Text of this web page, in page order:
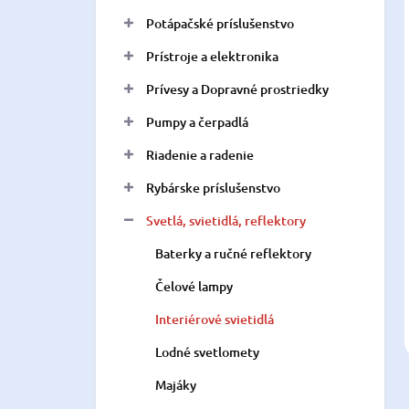
Potápačské príslušenstvo
Prístroje a elektronika
Prívesy a Dopravné prostriedky
Pumpy a čerpadlá
Riadenie a radenie
Rybárske príslušenstvo
Svetlá, svietidlá, reflektory
Baterky a ručné reflektory
Čelové lampy
Interiérové svietidlá
Lodné svetlomety
Majáky